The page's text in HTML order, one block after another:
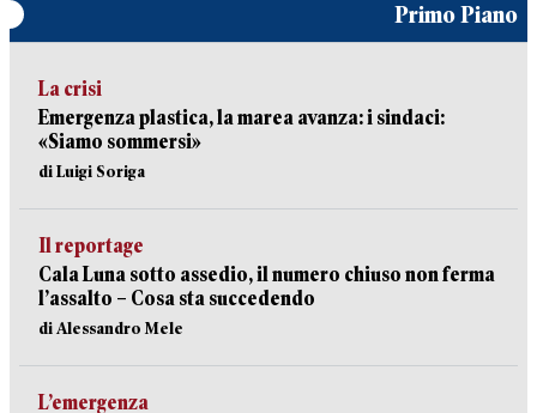
Primo Piano
La crisi
Emergenza plastica, la marea avanza: i sindaci:
«Siamo sommersi»
di Luigi Soriga
Il reportage
Cala Luna sotto assedio, il numero chiuso non ferma
l’assalto – Cosa sta succedendo
di Alessandro Mele
L’emergenza